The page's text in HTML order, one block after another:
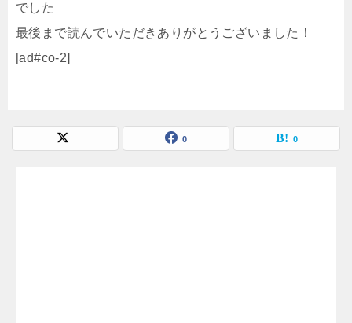
でした
最後まで読んでいただきありがとうございました！
[ad#co-2]
0 0